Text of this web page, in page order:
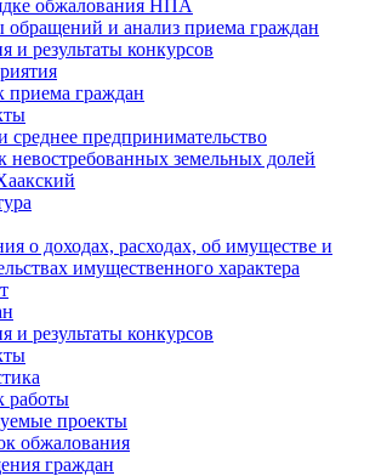
обжалования НПА
и анализ приема граждан
и результаты конкурсов
приема граждан
среднее предпринимательство
невостребованных земельных долей
о доходах, расходах, об имуществе и
имущественного характера
и результаты конкурсов
работы
проекты
обжалования
граждан